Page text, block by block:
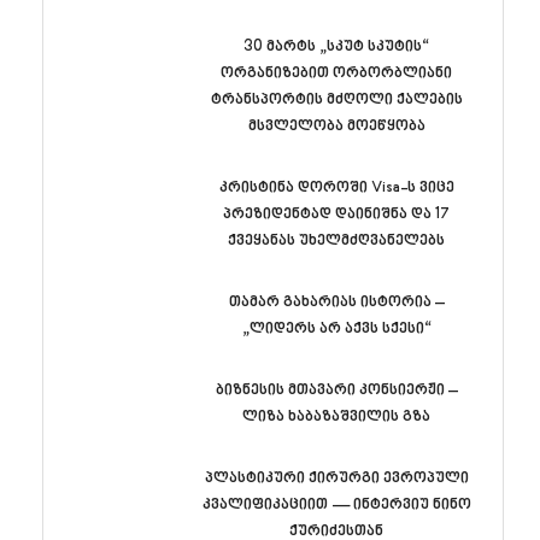
30 მარტს „სკუტ სკუტის“
ორგანიზებით ორბორბლიანი
ტრანსპორტის მძღოლი ქალების
მსვლელობა მოეწყობა
კრისტინა დოროში Visa-ს ვიცე
პრეზიდენტად დაინიშნა და 17
ქვეყანას უხელმძღვანელებს
თამარ გახარიას ისტორია –
„ლიდერს არ აქვს სქესი“
ბიზნესის მთავარი კონსიერჟი –
ლიზა ხაბაზაშვილის გზა
პლასტიკური ქირურგი ევროპული
კვალიფიკაციით — ინტერვიუ ნინო
ქურიძესთან